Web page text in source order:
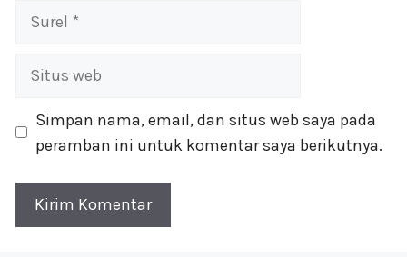
Surel
Situs
Simpan nama, email, dan situs web saya pada
peramban ini untuk komentar saya berikutnya.